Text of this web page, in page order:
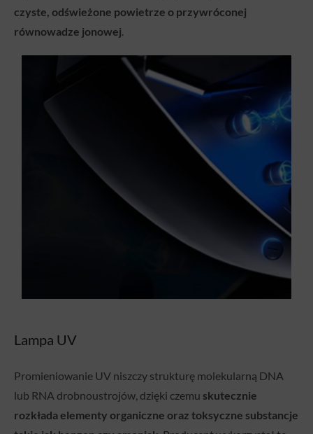
czyste, odświeżone powietrze o przywróconej
równowadze jonowej.
Lampa UV
Promieniowanie UV niszczy strukturę molekularną DNA
lub RNA drobnoustrojów, dzięki czemu skutecznie
rozkłada elementy organiczne oraz toksyczne substancje